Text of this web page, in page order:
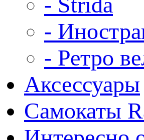
-
- Ретро
Аксессуары
Самокаты